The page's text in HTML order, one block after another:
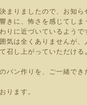
まりましたので、お知ら
きに、怖さを感じてしま
りに近づいているようで
気は全くありませんが、
召し上がっていただける
パン作りを、ご一緒でき
ります。